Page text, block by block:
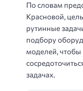
По словам
Красновой,
рутинные
подбору
моделей,
задачах.